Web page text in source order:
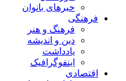
خبرهای بانوان
فرهنگی
فرهنگ و هنر
دین و اندیشه
یادداشت
اینفوگرافیک
اقتصادی